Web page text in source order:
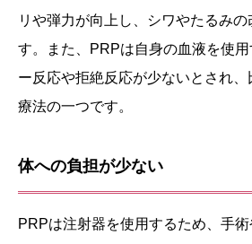
リや弾力が向上し、シワやたるみの
す。また、PRPは自身の血液を使
ー反応や拒絶反応が少ないとされ
療法の一つです。
体への負担が少ない
PRPは注射器を使用するため、手